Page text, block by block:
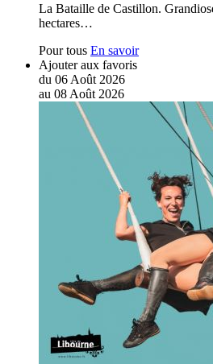
La Bataille de Castillon.
hectares…
Pour tous En savoir
Ajouter aux favoris
du 06 Août 2026
au 08 Août 2026